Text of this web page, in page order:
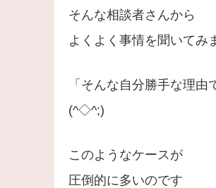
そんな相談者さんから
よくよく事情を聞いてみ
「そんな自分勝手な理由
(^◇^;)
このようなケースが
圧倒的に多いのです